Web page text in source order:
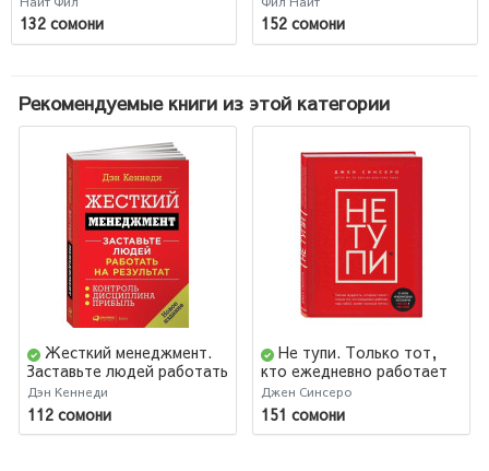
132 сомони 152 сомони
Рекомендуемые книги из этой категории
Жесткий менеджмент.
Заставьте людей работать
на результат (М)
Дэн Кеннеди
112 сомони
Не тупи. Только тот,
кто ежедневно работает
над собой, живет жизнью
мечты
Джен Синсеро
151 сомони